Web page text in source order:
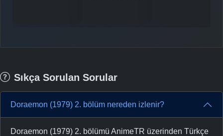
Sıkça Sorulan Sorular
Doraemon (1979) 2. bölüm nereden izlenir?
Doraemon (1979) 2. bölümü AnimeTR üzerinden Türkçe